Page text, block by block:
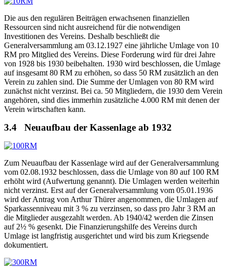
Die aus den regulären Beiträgen erwachsenen finanziellen
Ressourcen sind nicht ausreichend für die notwendigen
Investitionen des Vereins. Deshalb beschließt die
Generalversammlung am 03.12.1927 eine jährliche Umlage von 10
RM pro Mitglied des Vereins. Diese Forderung wird für drei Jahre
von 1928 bis 1930 beibehalten. 1930 wird beschlossen, die Umlage
auf insgesamt 80 RM zu erhöhen, so dass 50 RM zusätzlich an den
Verein zu zahlen sind. Die Summe der Umlagen von 80 RM wird
zunächst nicht verzinst. Bei ca. 50 Mitgliedern, die 1930 dem Verein
angehören, sind dies immerhin zusätzliche 4.000 RM mit denen der
Verein wirtschaften kann.
3.4 Neuaufbau der Kassenlage ab 1932
Zum Neuaufbau der Kassenlage wird auf der Generalversammlung
vom 02.08.1932 beschlossen, dass die Umlage von 80 auf 100 RM
erhöht wird (Aufwertung genannt). Die Umlagen werden weiterhin
nicht verzinst. Erst auf der Generalversammlung vom 05.01.1936
wird der Antrag von Arthur Thürer angenommen, die Umlagen auf
Sparkassenniveau mit 3 % zu verzinsen, so dass pro Jahr 3 RM an
die Mitglieder ausgezahlt werden. Ab 1940/42 werden die Zinsen
auf 2½ % gesenkt. Die Finanzierungshilfe des Vereins durch
Umlage ist langfristig ausgerichtet und wird bis zum Kriegsende
dokumentiert.